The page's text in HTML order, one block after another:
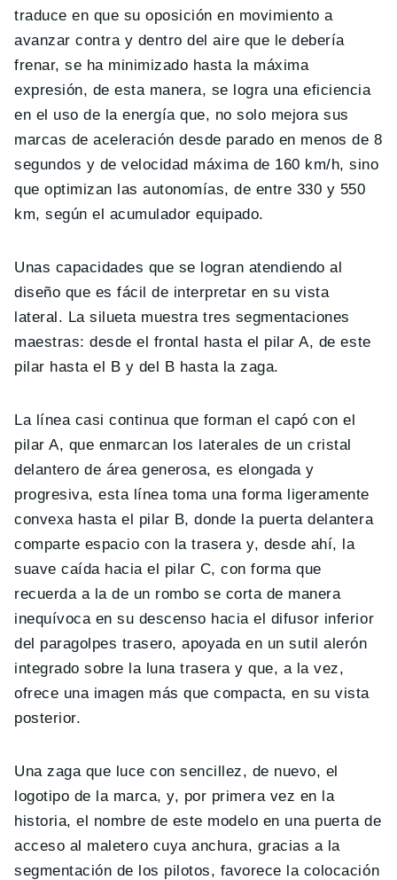
traduce en que su oposición en movimiento a
avanzar contra y dentro del aire que le debería
frenar, se ha minimizado hasta la máxima
expresión, de esta manera, se logra una eficiencia
en el uso de la energía que, no solo mejora sus
marcas de aceleración desde parado en menos de 8
segundos y de velocidad máxima de 160 km/h, sino
que optimizan las autonomías, de entre 330 y 550
km, según el acumulador equipado.
Unas capacidades que se logran atendiendo al
diseño que es fácil de interpretar en su vista
lateral. La silueta muestra tres segmentaciones
maestras: desde el frontal hasta el pilar A, de este
pilar hasta el B y del B hasta la zaga.
La línea casi continua que forman el capó con el
pilar A, que enmarcan los laterales de un cristal
delantero de área generosa, es elongada y
progresiva, esta línea toma una forma ligeramente
convexa hasta el pilar B, donde la puerta delantera
comparte espacio con la trasera y, desde ahí, la
suave caída hacia el pilar C, con forma que
recuerda a la de un rombo se corta de manera
inequívoca en su descenso hacia el difusor inferior
del paragolpes trasero, apoyada en un sutil alerón
integrado sobre la luna trasera y que, a la vez,
ofrece una imagen más que compacta, en su vista
posterior.
Una zaga que luce con sencillez, de nuevo, el
logotipo de la marca, y, por primera vez en la
historia, el nombre de este modelo en una puerta de
acceso al maletero cuya anchura, gracias a la
segmentación de los pilotos, favorece la colocación